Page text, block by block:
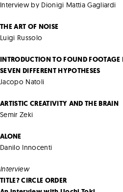
Interview by Dionigi Mattia Gagliardi
THE ART OF NOISE
Luigi Russolo
INTRODUCTION TO FOUND FOOTAGE
SEVEN DIFFERENT HYPOTHESES
Jacopo Natoli
ARTISTIC CREATIVITY AND THE BRAIN
Semir Zeki
ALONE
Danilo Innocenti
Interview
TITLE? CIRCLE ORDER